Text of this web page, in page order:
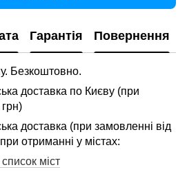
Гарантія Повернення
Безкоштовно.
доставка по Києву (при
доставка (при замовленні від
отриманні у містах:
міст